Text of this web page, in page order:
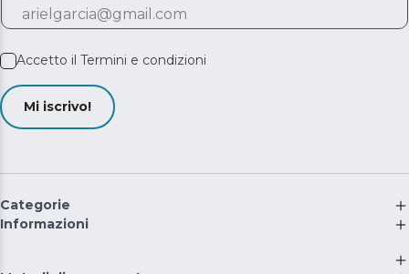
Accetto il Termini e condizioni
Mi iscrivo!
Categorie
Informazioni